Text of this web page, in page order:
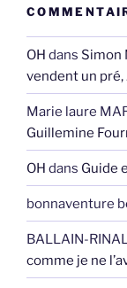
OH dans Simon
vendent un
Marie laure
Guillemine
OH dans Guide
bonnaventure
BALLAIN-
comme je ne